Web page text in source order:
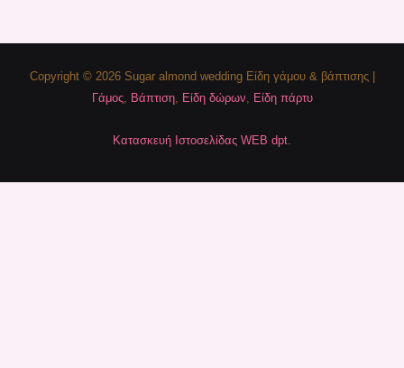
Copyright © 2026 Sugar almond wedding Είδη γάμου & βάπτισης |
Γάμος, Βάπτιση, Είδη δώρων Είδη πάρτυ
Κατασκευή Ιστοσελίδας WEB dpt.